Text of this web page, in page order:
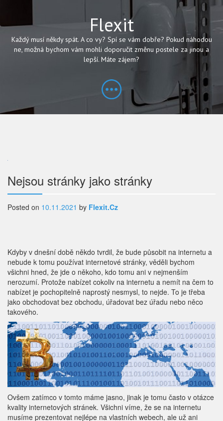
Flexit
Každý musí někdy spát. A co vy? Spí se vám dobře? Pokud náhodou
ne, možná bychom vám mohli doporučit změnu postele za jinou a
lepší. Máte zájem?
Nejsou stránky jako stránky
Posted on 10.11.2021 by Flexit.cz
Kdyby v dnešní době někdo tvrdil, že bude působit na internetu a
nebude k tomu používat internetové stránky, věděli bychom
všichni hned, že jde o někoho, kdo tomu ani v nejmenším
nerozumí. Protože nabízet cokoliv na internetu a nemít na čem to
nabízet je pochopitelně naprostý nesmysl, to nejde. To je třeba
jako obchodovat bez obchodu, úřadovat bez úřadu nebo něco
takového.
Ovšem zatímco v tomto máme jasno, jinak je tomu často v otázce
kvality internetových stránek. Všichni víme, že se na internetu
musíme prezentovat nejlépe na vlastních webech, ale už ani
Navigace
pro
příspěvek